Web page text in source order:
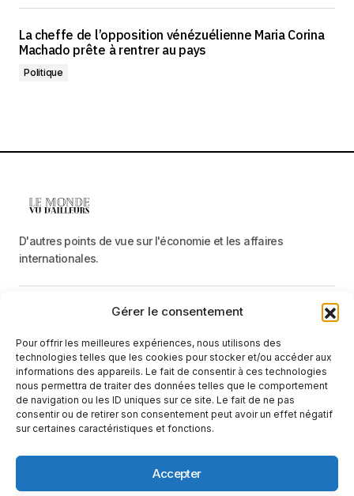
Gérer le consentement
Pour offrir les meilleures expériences, nous utilisons des
technologies telles que les cookies pour stocker et/ou accéder aux
informations des appareils. Le fait de consentir à ces technologies
nous permettra de traiter des données telles que le comportement
de navigation ou les ID uniques sur ce site. Le fait de ne pas
consentir ou de retirer son consentement peut avoir un effet négatif
sur certaines caractéristiques et fonctions.
Accepter
La cheffe de l’opposition vénézuélienne Maria Corina
Machado prête à rentrer au pays
Politique
D'autres points de vue sur l'économie et les affaires
internationales.
Catégories
Recevez une information neutre et factuelle
E-mail
En cliquant sur le bouton « S'abonner », vous confirmez que vous
avez lu et que vous acceptez notrepolitique de confidentialité
conditions d'utilisation.